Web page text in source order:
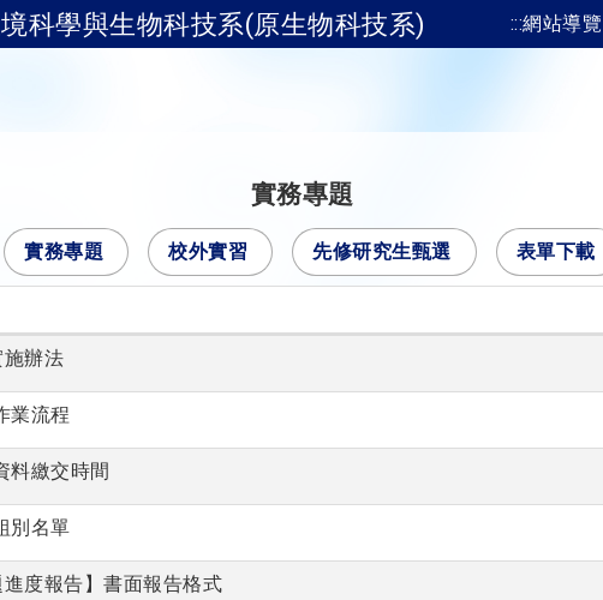
科學與生物科技系(原生物科技系) :::網站導覽
實務專題
實務專題 校外實習 先修研究生甄選 表單下載
施辦法
業流程
料繳交時間
別名單
進度報告】書面報告格式